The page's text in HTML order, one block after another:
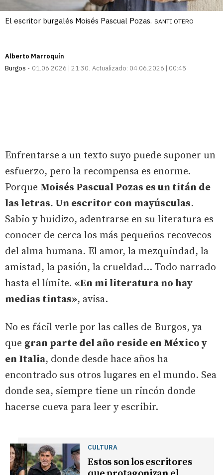
El escritor burgalés Moisés Pascual Pozas. SANTI OTERO
Alberto Marroquín
Burgos
01.06.2026 | 21:30 Actualizado: 04.06.2026 | 00:45
Enfrentarse a un texto suyo puede suponer un
esfuerzo, pero la recompensa es enorme.
Porque Moisés Pascual Pozas es un titán de
las letras. Un escritor con mayúsculas.
Sabio y huidizo, adentrarse en su literatura es
conocer de cerca los más pequeños recovecos
del alma humana. El amor, la mezquindad, la
amistad, la pasión, la crueldad... Todo narrado
hasta el límite. «En mi literatura no hay
medias tintas», avisa.
No es fácil verle por las calles de Burgos, ya
que gran parte del año reside en México y
en Italia, donde desde hace años ha
encontrado sus otros lugares en el mundo. Sea
donde sea, siempre tiene un rincón donde
hacerse cueva para leer y escribir.
CULTURA
Estos son los escritores